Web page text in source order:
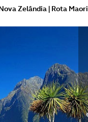
Zelândia | Rota Maori